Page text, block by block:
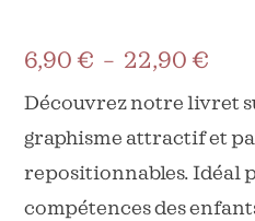
6,90 € – 22,90 €
de
Découvrez notre livret
graphisme attractif et
repositionnables. Idéal
compétences des